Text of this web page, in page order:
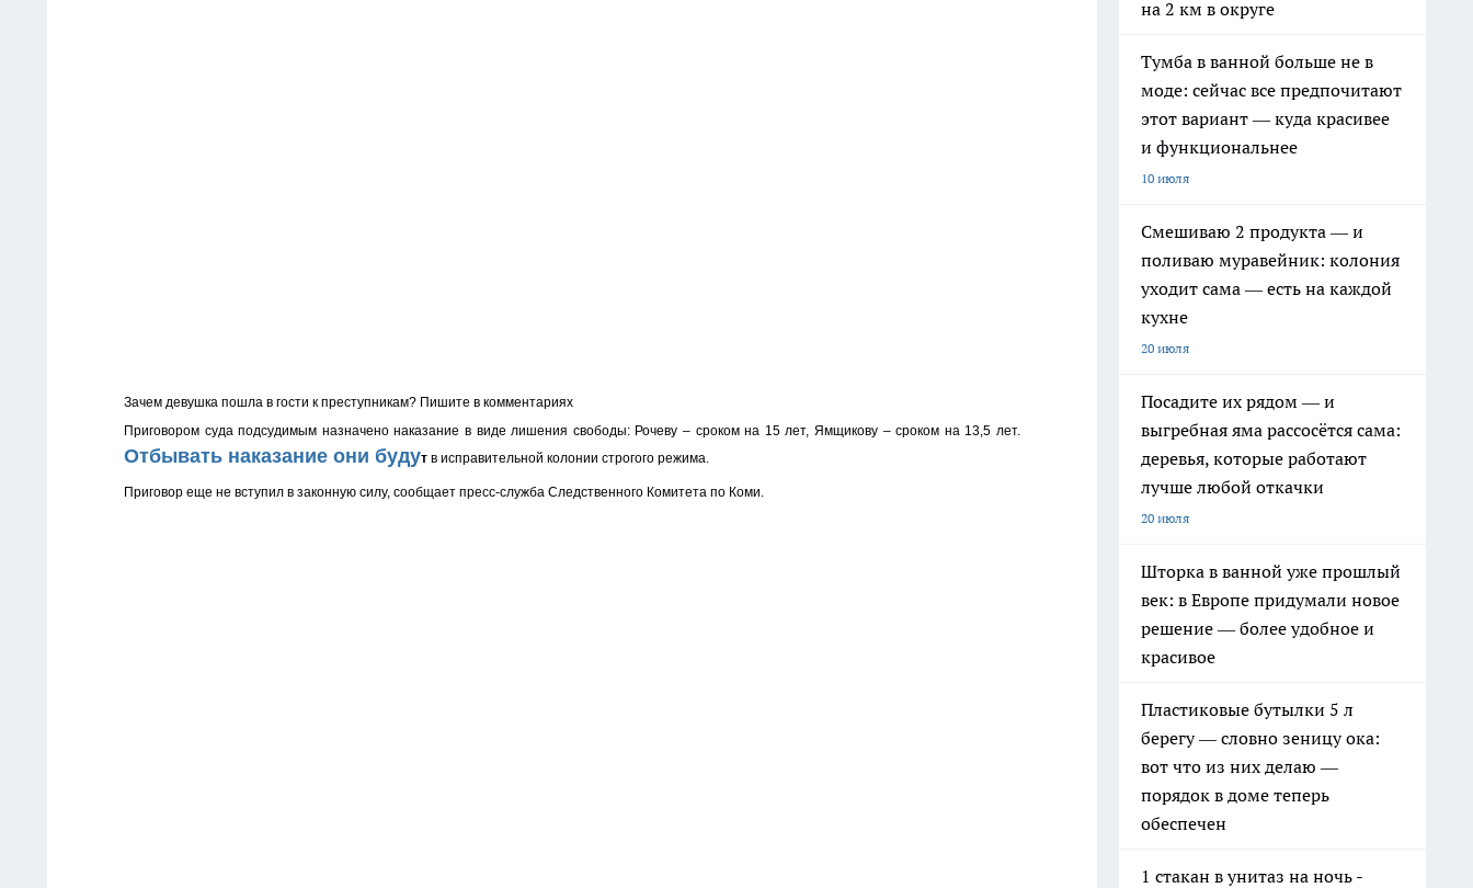
Зачем девушка пошла в гости к преступникам? Пишите в комментариях
Приговором суда подсудимым назначено наказание в виде лишения свободы: Рочеву – сроком на 15 лет, Ямщикову – сроком на 13,5 лет.
Отбывать наказание они будут в исправительной колонии строгого режима.
Приговор еще не вступил в законную силу, сообщает пресс-служба Следственного Комитета по Коми.
на 2 км в округе
Тумба в ванной больше не в
моде: сейчас все предпочитают
этот вариант — куда красивее
и функциональнее
10 июля
Смешиваю 2 продукта — и
поливаю муравейник: колония
уходит сама — есть на каждой
кухне
20 июля
Посадите их рядом — и
выгребная яма рассосётся сама:
деревья, которые работают
лучше любой откачки
20 июля
Шторка в ванной уже прошлый
век: в Европе придумали новое
решение — более удобное и
красивое
Пластиковые бутылки 5 л
берегу — словно зеницу ока:
вот что из них делаю —
порядок в доме теперь
обеспечен
1 стакан в унитаз на ночь -